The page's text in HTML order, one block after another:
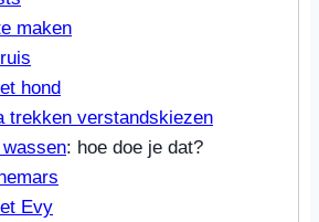
maken
hond
trekken verstandskiezen
: hoe doe je dat?
Evy